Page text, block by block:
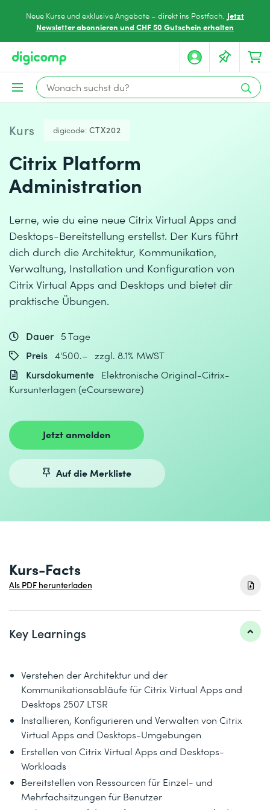
Neue Kurse und exklusive Angebote – direkt ins Postfach. Jetzt
Newsletter abonnieren und CHF 50 Gutschein erhalten
Kurs digicode: CTX202
Citrix Platform
Administration
Lerne, wie du eine neue Citrix Virtual Apps and
Desktops-Bereitstellung erstellst. Der Kurs führt
dich durch die Architektur, Kommunikation,
Verwaltung, Installation und Konfiguration von
Citrix Virtual Apps and Desktops und bietet dir
praktische Übungen.
Dauer
5 Tage
Preis 4'500.– zzgl. 8.1% MWST
Kursdokumente
Elektronische Original-Citrix-
Kursunterlagen (eCourseware)
Jetzt anmelden
Auf die Merkliste
Kurs-Facts
Als PDF herunterladen
Key Learnings
Verstehen der Architektur und der
Kommunikationsabläufe für Citrix Virtual Apps and
Desktops 2507 LTSR
Installieren, Konfigurieren und Verwalten von Citrix
Virtual Apps and Desktops-Umgebungen
Erstellen von Citrix Virtual Apps and Desktops-
Workloads
Bereitstellen von Ressourcen für Einzel- und
Mehrfachsitzungen für Benutzer